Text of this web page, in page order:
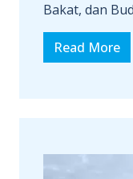
Bakat, dan
Read More